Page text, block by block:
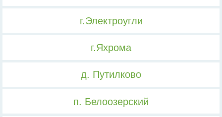
г.Электроугли
г.Яхрома
д. Путилково
п. Белоозерский